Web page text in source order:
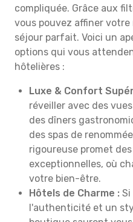
compliquée. Grâce aux
vous pouvez affiner
séjour parfait. Voici un
options qui vous
hôtelières :
Luxe & Confort
réveiller avec des
des dîners
des spas de
rigoureuse promet
exceptionnelles, où
votre bien-être.
Hôtels de Charme :
l'authenticité et un